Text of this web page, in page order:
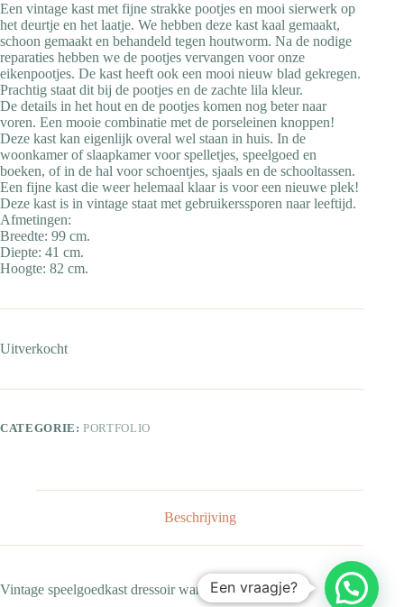
Een vintage kast met fijne strakke pootjes en mooi sierwerk op
het deurtje en het laatje. We hebben deze kast kaal gemaakt,
schoon gemaakt en behandeld tegen houtworm. Na de nodige
reparaties hebben we de pootjes vervangen voor onze
eikenpootjes. De kast heeft ook een mooi nieuw blad gekregen.
Prachtig staat dit bij de pootjes en de zachte lila kleur.
De details in het hout en de pootjes komen nog beter naar
voren. Een mooie combinatie met de porseleinen knoppen!
Deze kast kan eigenlijk overal wel staan in huis. In de
woonkamer of slaapkamer voor spelletjes, speelgoed en
boeken, of in de hal voor schoentjes, sjaals en de schooltassen.
Een fijne kast die weer helemaal klaar is voor een nieuwe plek!
Deze kast is in vintage staat met gebruikerssporen naar leeftijd.
Afmetingen:
Breedte: 99 cm.
Diepte: 41 cm.
Hoogte: 82 cm.
Uitverkocht
CATEGORIE:PORTFOLIO
Beschrijving
Vintage speelgoedkast dressoir wandkast halkast lila.
Een vraagje?